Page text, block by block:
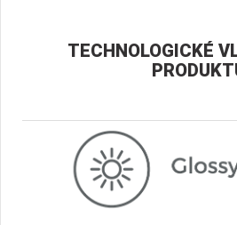
TECHNOLOGICKÉ